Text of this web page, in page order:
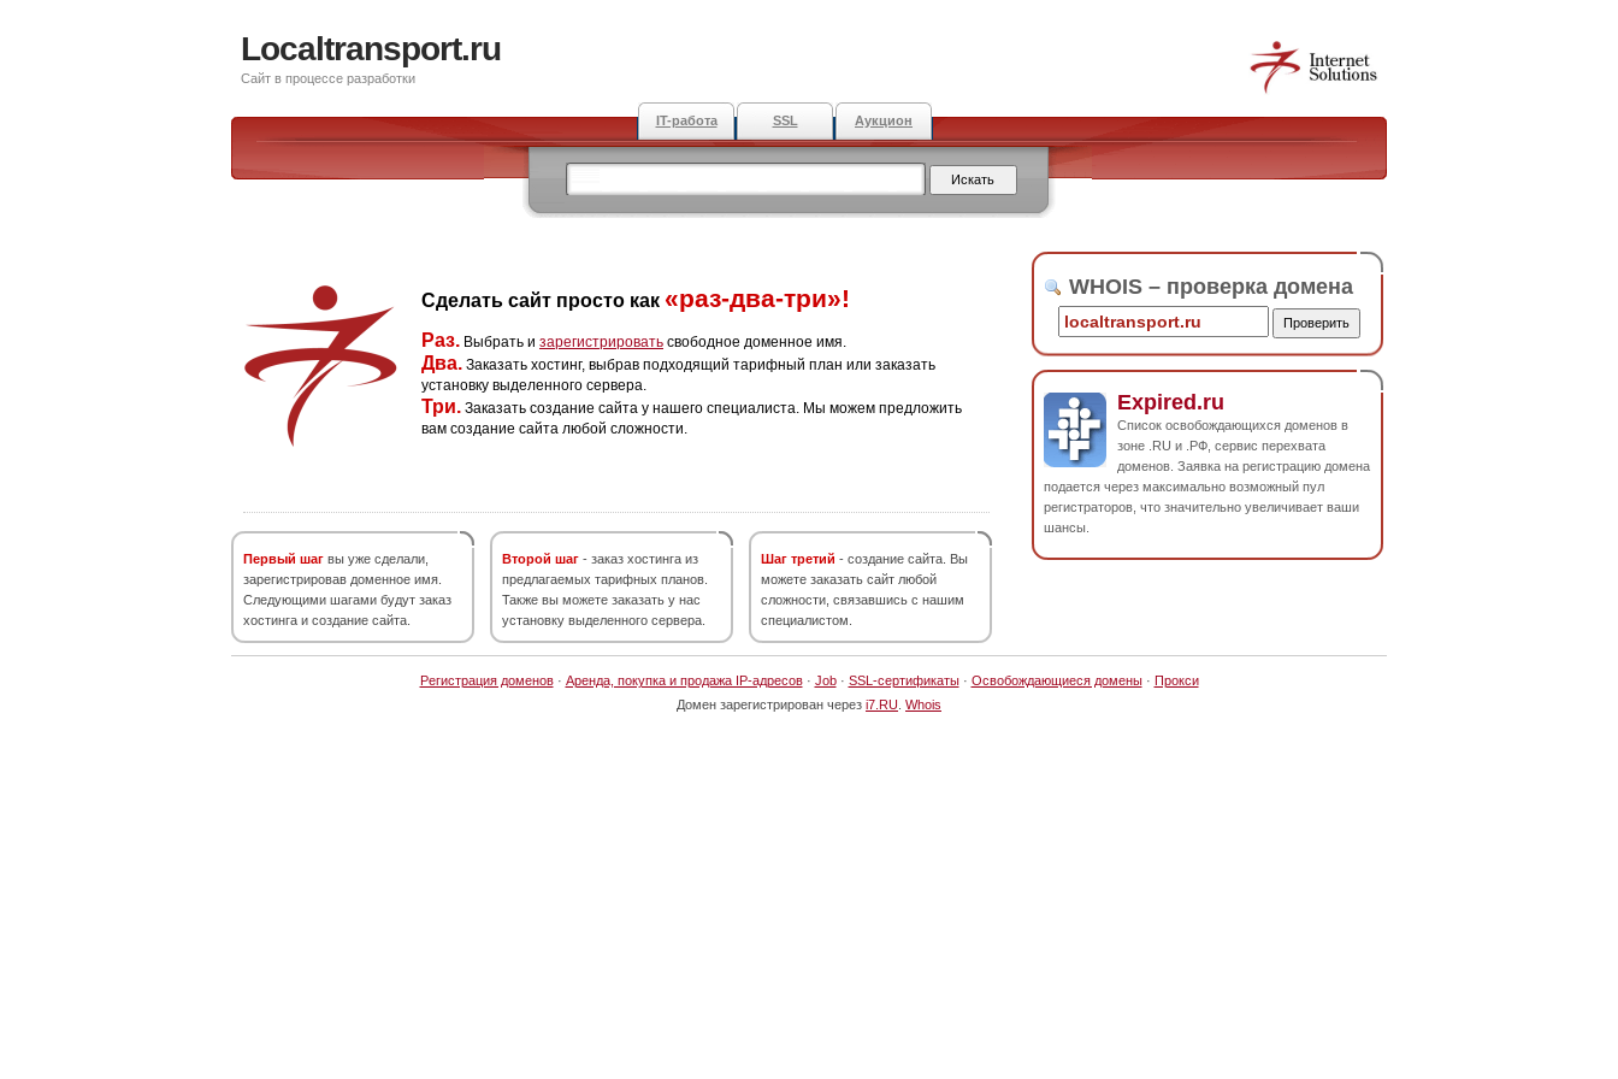
Localtransport.ru
Сайт в процессе разработки
IT-работа SSL Аукцион
Сделать сайт просто как «раз-два-три»!
Раз. Выбрать и зарегистрировать свободное доменное имя.
Два. Заказать хостинг, выбрав подходящий тарифный план или заказать
установку выделенного сервера.
Три. Заказать создание сайта у нашего специалиста. Мы можем предложить
вам создание сайта любой сложности.
Первый шаг вы уже сделали,
зарегистрировав доменное имя.
Следующими шагами будут заказ
хостинга и создание сайта.
Второй шаг - заказ хостинга из
предлагаемых тарифных планов.
Также вы можете заказать у нас
установку выделенного сервера.
Шаг третий - создание сайта. Вы
можете заказать сайт любой
сложности, связавшись с нашим
специалистом.
WHOIS – проверка домена
Expired.ru
Список освобождающихся доменов в
зоне .RU и .РФ, сервис перехвата
доменов. Заявка на регистрацию домена
подается через максимально возможный пул
регистраторов, что значительно увеличивает ваши
шансы.
Регистрация доменов· Аренда, покупка и продажа IP-адресов· Job· SSL-сертификаты· Освобождающиеся домены· Прокси
Домен зарегистрирован через i7.RU Whois